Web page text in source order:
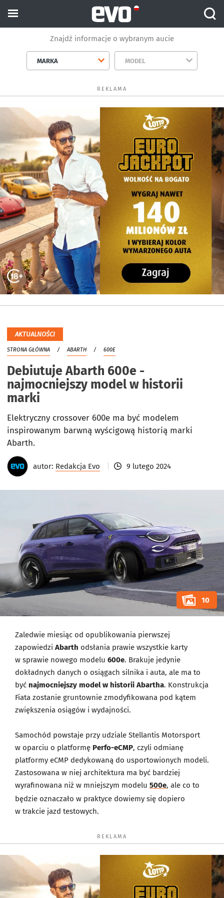
Znajdź informacje o wybranym aucie
MARKA MODEL
REKLAMA
AKTUALNOŚCI
STRONA GŁÓWNA ABARTH 600E
Debiutuje Abarth 600e -
najmocniejszy model w historii
marki
Elektryczny crossover 600e ma być modelem
inspirowanym barwną wyścigową historią marki
Abarth.
autor: Redakcja Evo 9 lutego 2024
10
Zaledwie miesiąc od opublikowania pierwszej
zapowiedzi Abarth odsłania prawie wszystkie karty
w sprawie nowego modelu 600e. Brakuje jedynie
dokładnych danych o osiągach silnika i auta, ale ma to
być najmocniejszy model w historii Abartha. Konstrukcja
Fiata zostanie gruntownie zmodyfikowana pod kątem
zwiększenia osiągów i wydajności.
Samochód powstaje przy udziale Stellantis Motorsport
w oparciu o platformę Perfo-eCMP, czyli odmianę
platformy eCMP dedykowaną do usportowionych modeli.
Zastosowana w niej architektura ma być bardziej
wyrafinowana niż w mniejszym modelu 500e, ale co to
będzie oznaczało w praktyce dowiemy się dopiero
w trakcie jazd testowych.
REKLAMA